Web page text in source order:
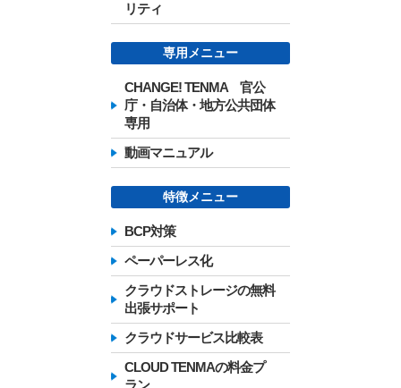
リティ
専用メニュー
CHANGE! TENMA 官公
庁・自治体・地方公共団体
専用
動画マニュアル
特徴メニュー
BCP対策
ペーパーレス化
クラウドストレージの無料
出張サポート
クラウドサービス比較表
CLOUD TENMAの料金プ